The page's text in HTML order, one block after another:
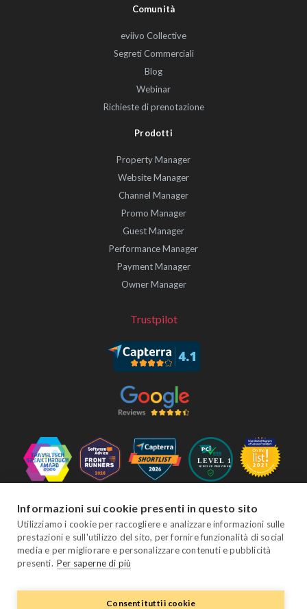
Comunità
eviivo Collective
Segreti Commerciali
Blog
Webinar
Richieste di prenotazione
Prodotti
Property Manager
Website Manager
Channel Manager
Promo Manager
Guest Manager
Performance Manager
Payment Manager
Owner Manager
Trustpilot
Seguici
FacebookTwitter LinkedIn
Informazioni sui cookie presenti in questo sito
Utilizziamo i cookie per raccogliere e analizzare informazioni sulle
prestazioni e sull'utilizzo del sito, per fornire funzionalità di social
media e per migliorare e personalizzare contenuti e pubblicità
presenti. Per saperne di più
Consenti tutti i cookie